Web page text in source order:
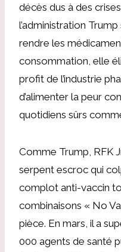
décès dus à des
l’administration
rendre les
consommation, elle
profit de l’industrie
d’alimenter la peur
quotidiens sûrs
Comme Trump, RFK
serpent escroc qui
complot anti-vaccin
combinaisons « No
pièce. En mars, il a
000 agents de santé